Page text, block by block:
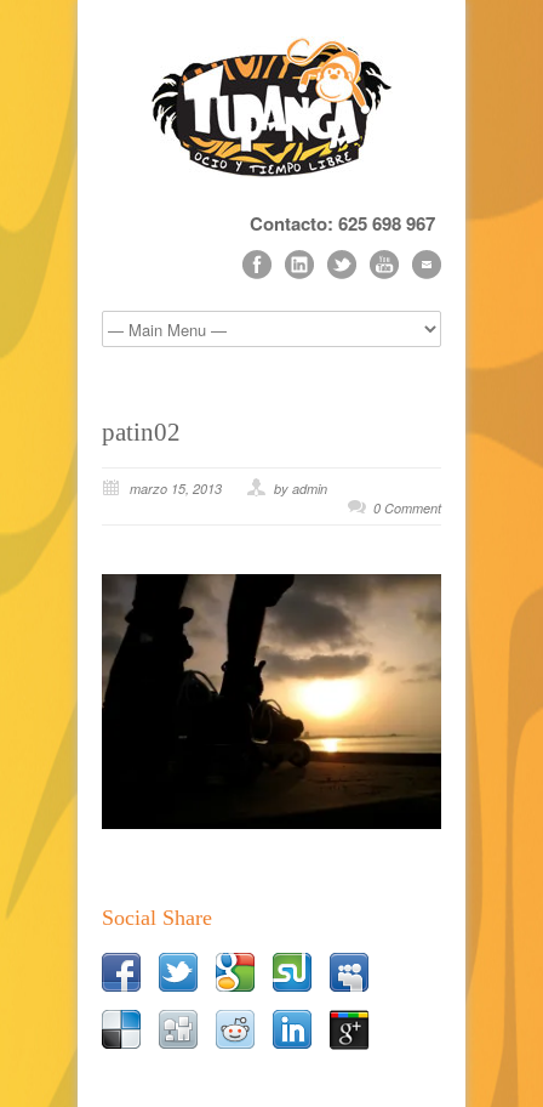
Contacto: 625 698 967
patin02
marzo 15, 2013
by admin
0 Comment
Social Share